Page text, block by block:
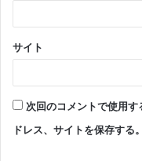
サイト
次回のコメントで使用
ドレス、サイトを保存する。